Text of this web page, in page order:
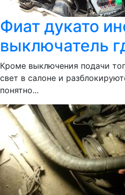
Фиат дукато
выключатель
Кроме выключения подачи
свет в салоне и
понятно...